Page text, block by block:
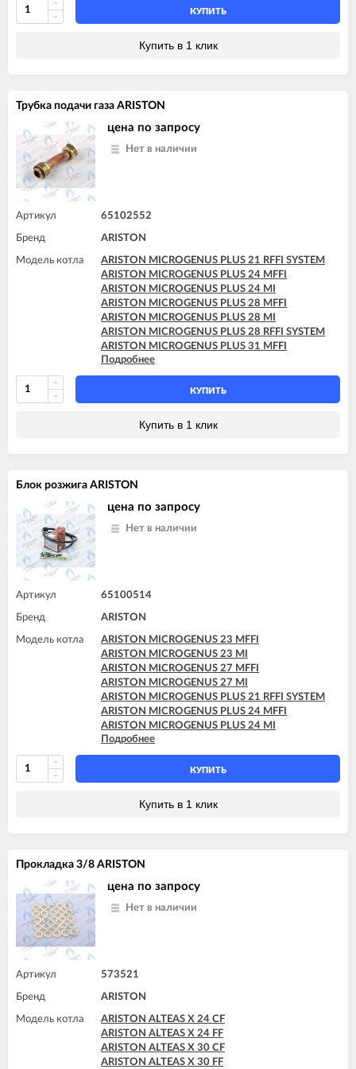
ARISTON MICROGENUS PLUS 28 RFFI SYSTEM
ARISTON MICROGENUS PLUS 31 MFFI
ARISTON MICROGENUS PLUS 31 RI SYSTEM
ARISTON T2 23 MI GPL
ARISTON T2 23 MI MET
ARISTON TX 23 MI
КУПИТЬ
Купить в 1 клик
Трубка подачи газа ARISTON
цена по запросу
Нет в наличии
Артикул 65102552
Бренд ARISTON
Модель котла
ARISTON MICROGENUS PLUS 21 RFFI SYSTEM
ARISTON MICROGENUS PLUS 24 MFFI
ARISTON MICROGENUS PLUS 24 MI
ARISTON MICROGENUS PLUS 28 MFFI
ARISTON MICROGENUS PLUS 28 MI
ARISTON MICROGENUS PLUS 28 RFFI SYSTEM
ARISTON MICROGENUS PLUS 31 MFFI
ARISTON MICROGENUS PLUS 31 RFFI SYSTEM
ARISTON MICROGENUS PLUS 31 RI SYSTEM
ARISTON MICROGENUS PLUS 31 RI SYSTEM
ARISTON TX 23 MFFI
ARISTON TX 27 MFFI
Подробнее
КУПИТЬ
Купить в 1 клик
Блок розжига ARISTON
цена по запросу
Нет в наличии
Артикул 65100514
Бренд ARISTON
Модель котла
ARISTON MICROGENUS 23 MFFI
ARISTON MICROGENUS 23 MI
ARISTON MICROGENUS 27 MFFI
ARISTON MICROGENUS 27 MI
ARISTON MICROGENUS PLUS 21 RFFI SYSTEM
ARISTON MICROGENUS PLUS 24 MFFI
ARISTON MICROGENUS PLUS 24 MI
ARISTON MICROGENUS PLUS 28 MFFI
ARISTON MICROGENUS PLUS 28 MI
ARISTON MICROGENUS PLUS 28 RFFI SYSTEM
ARISTON MICROGENUS PLUS 31 MFFI
ARISTON MICROGENUS PLUS 31 RI SYSTEM
ARISTON T2 23 MI GPL
ARISTON T2 23 MI MET
ARISTON TX 23 MI
Подробнее
КУПИТЬ
Купить в 1 клик
Прокладка 3/8 ARISTON
цена по запросу
Нет в наличии
Артикул 573521
Бренд ARISTON
Модель котла
ARISTON ALTEAS X 24 CF
ARISTON ALTEAS X 24 FF
ARISTON ALTEAS X 30 CF
ARISTON ALTEAS X 30 FF